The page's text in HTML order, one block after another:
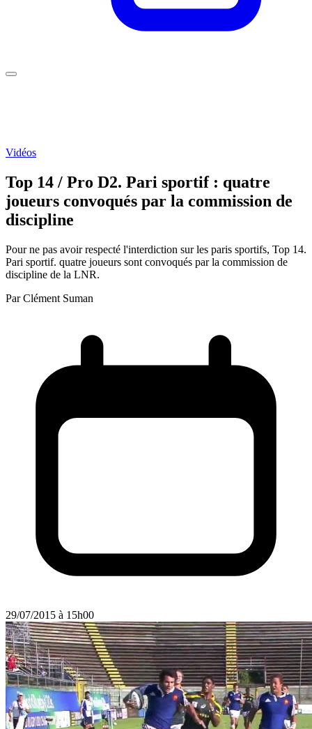
Vidéos
Top 14 / Pro D2. Pari sportif : quatre
joueurs convoqués par la commission de
discipline
Pour ne pas avoir respecté l'interdiction sur les paris sportifs, Top 14.
Pari sportif. quatre joueurs sont convoqués par la commission de
discipline de la LNR.
Par Clément Suman
29/07/2015 à 15h00